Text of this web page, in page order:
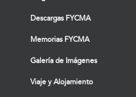
Descargas FYCMA
Memorias FYCMA
Galería de Imágenes
Viaje y Alojamiento